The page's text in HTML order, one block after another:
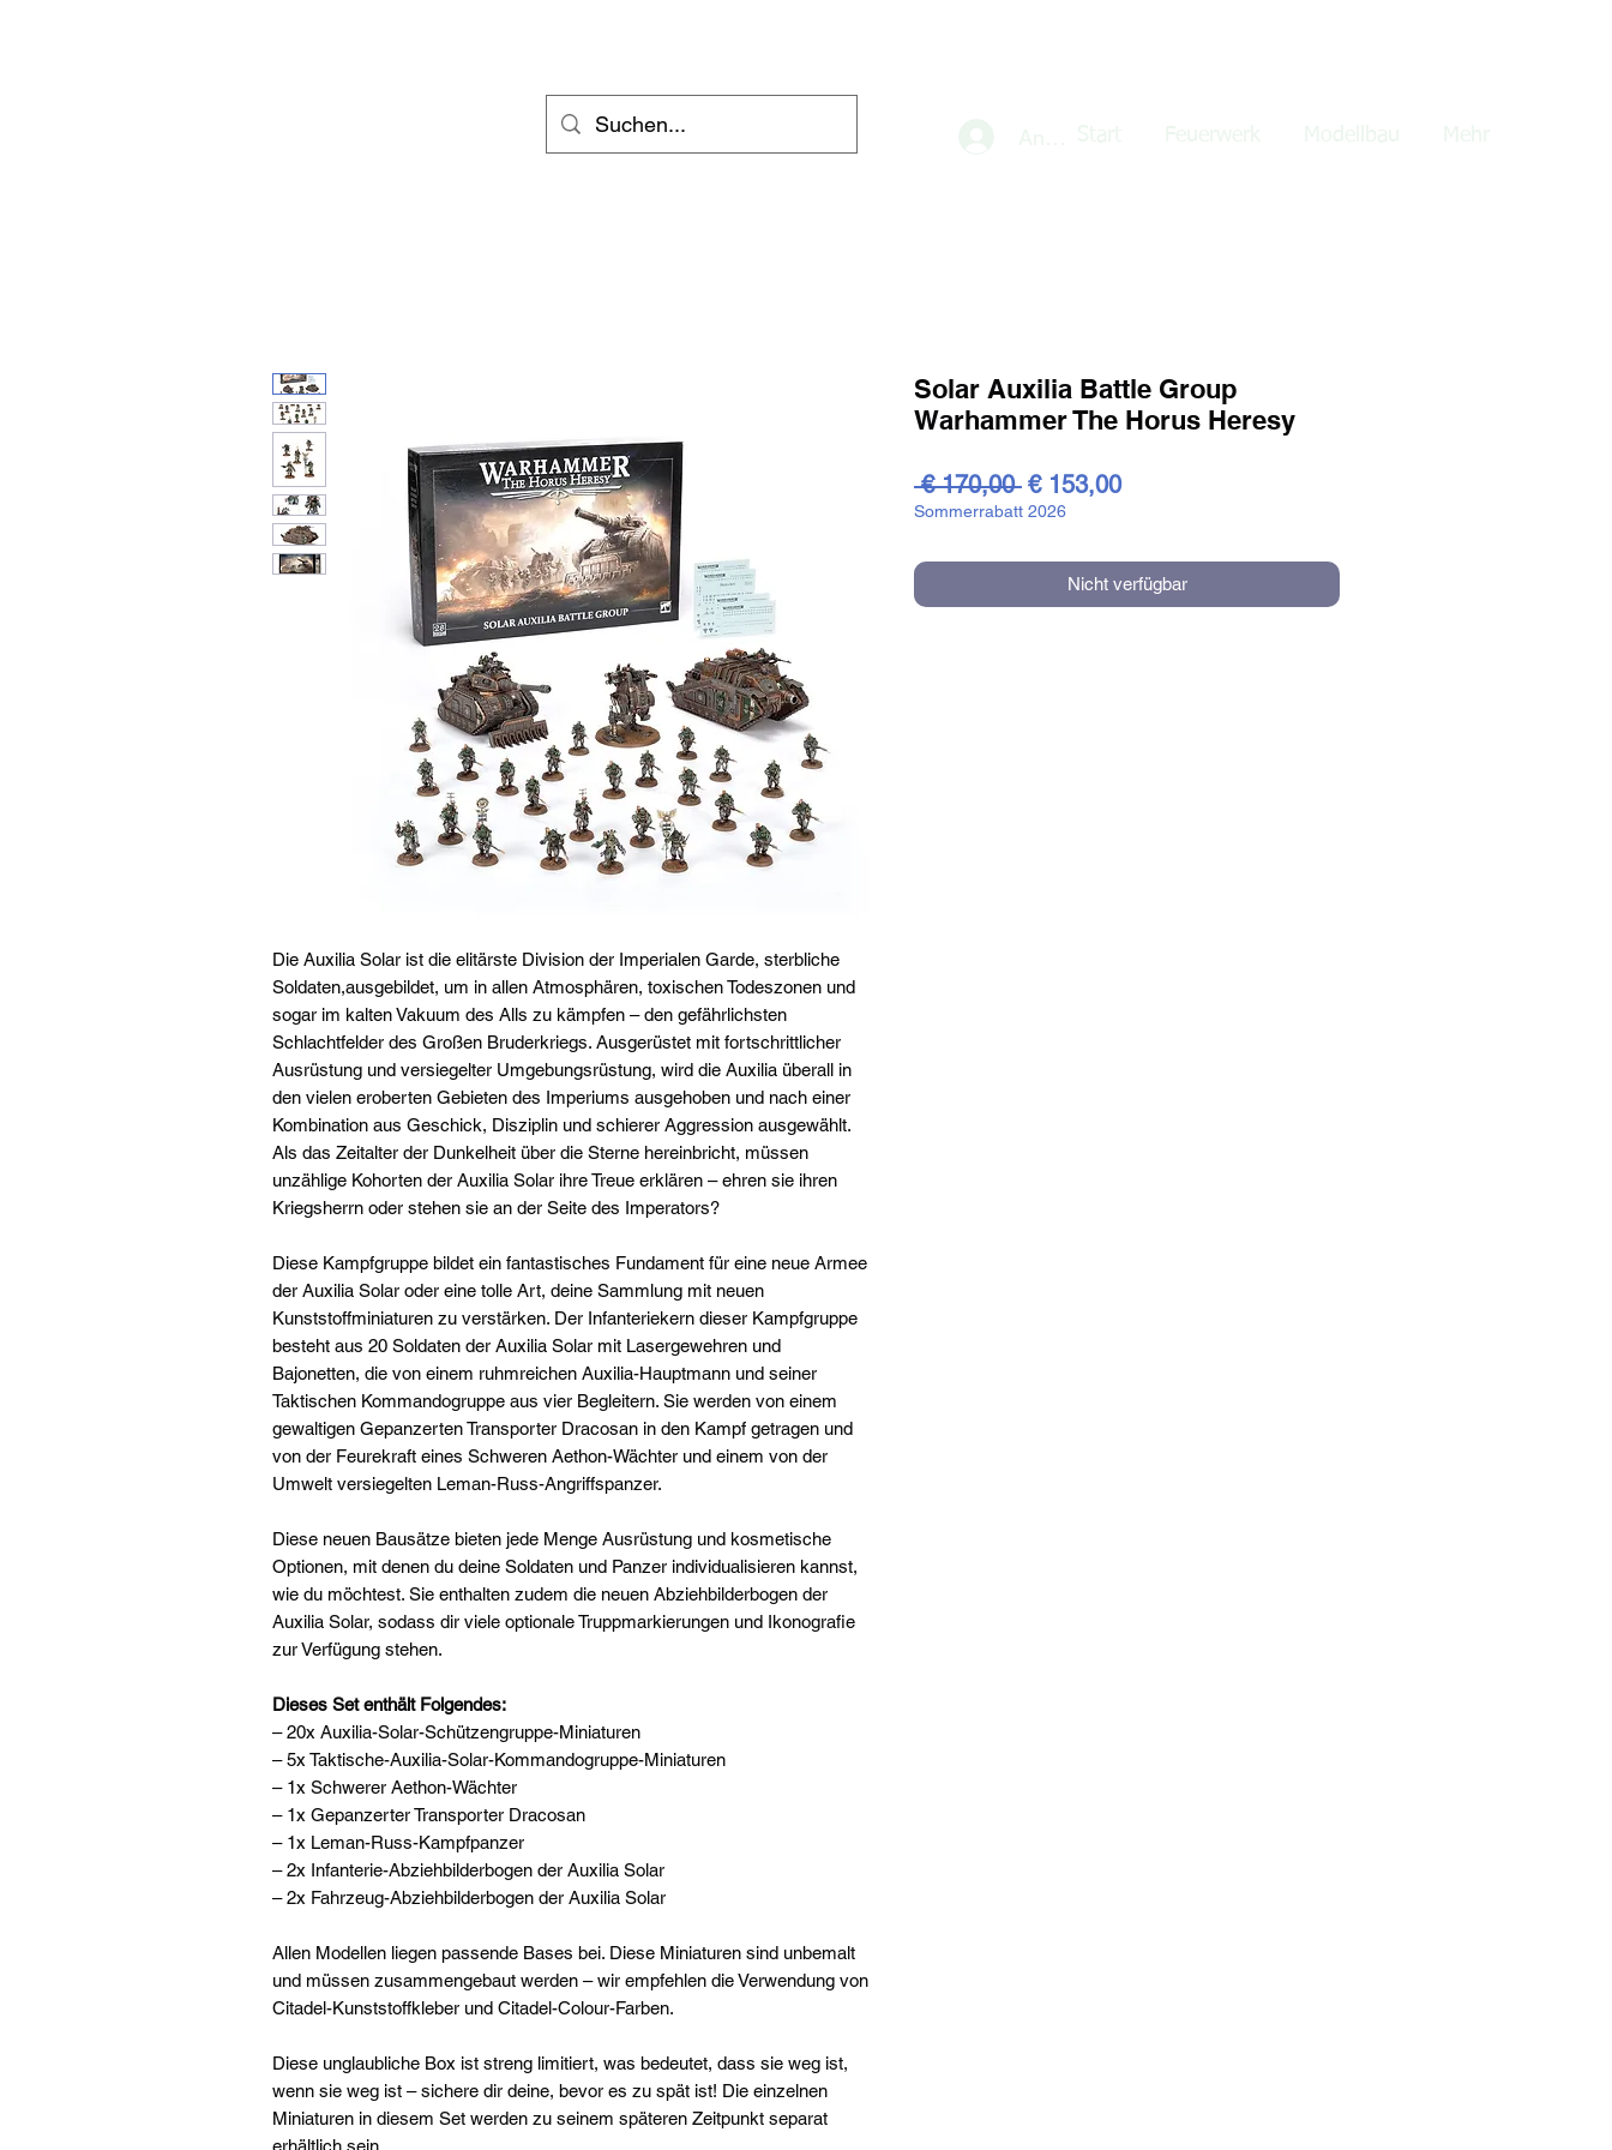
Die Auxilia Solar ist die elitärste Division der Imperialen Garde, sterbliche
Soldaten,ausgebildet, um in allen Atmosphären, toxischen Todeszonen und
sogar im kalten Vakuum des Alls zu kämpfen – den gefährlichsten
Schlachtfelder des Großen Bruderkriegs. Ausgerüstet mit fortschrittlicher
Ausrüstung und versiegelter Umgebungsrüstung, wird die Auxilia überall in
den vielen eroberten Gebieten des Imperiums ausgehoben und nach einer
Kombination aus Geschick, Disziplin und schierer Aggression ausgewählt.
Als das Zeitalter der Dunkelheit über die Sterne hereinbricht, müssen
unzählige Kohorten der Auxilia Solar ihre Treue erklären – ehren sie ihren
Kriegsherrn oder stehen sie an der Seite des Imperators?
Diese Kampfgruppe bildet ein fantastisches Fundament für eine neue Armee
der Auxilia Solar oder eine tolle Art, deine Sammlung mit neuen
Kunststoffminiaturen zu verstärken. Der Infanteriekern dieser Kampfgruppe
besteht aus 20 Soldaten der Auxilia Solar mit Lasergewehren und
Bajonetten, die von einem ruhmreichen Auxilia-Hauptmann und seiner
Taktischen Kommandogruppe aus vier Begleitern. Sie werden von einem
gewaltigen Gepanzerten Transporter Dracosan in den Kampf getragen und
von der Feurekraft eines Schweren Aethon-Wächter und einem von der
Umwelt versiegelten Leman-Russ-Angriffspanzer.
Diese neuen Bausätze bieten jede Menge Ausrüstung und kosmetische
Optionen, mit denen du deine Soldaten und Panzer individualisieren kannst,
wie du möchtest. Sie enthalten zudem die neuen Abziehbilderbogen der
Auxilia Solar, sodass dir viele optionale Truppmarkierungen und Ikonografie
zur Verfügung stehen.
Dieses Set enthält Folgendes:
– 20x Auxilia-Solar-Schützengruppe-Miniaturen
– 5x Taktische-Auxilia-Solar-Kommandogruppe-Miniaturen
– 1x Schwerer Aethon-Wächter
– 1x Gepanzerter Transporter Dracosan
– 1x Leman-Russ-Kampfpanzer
– 2x Infanterie-Abziehbilderbogen der Auxilia Solar
– 2x Fahrzeug-Abziehbilderbogen der Auxilia Solar
Allen Modellen liegen passende Bases bei. Diese Miniaturen sind unbemalt
und müssen zusammengebaut werden – wir empfehlen die Verwendung von
Citadel-Kunststoffkleber und Citadel-Colour-Farben.
Diese unglaubliche Box ist streng limitiert, was bedeutet, dass sie weg ist,
wenn sie weg ist – sichere dir deine, bevor es zu spät ist! Die einzelnen
Miniaturen in diesem Set werden zu seinem späteren Zeitpunkt separat
erhältlich sein.
Solar Auxilia Battle Group
Warhammer The Horus Heresy
€ 170,00 Standardpreis
€ 153,00Sale-
Sommerrabatt 2026
Nicht verfügbar